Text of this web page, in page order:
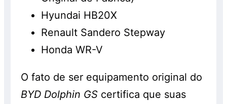
Hyundai HB20X
Renault Sandero Stepway
Honda WR-V
O fato de ser equipamento original do
BYD Dolphin GS certifica que suas